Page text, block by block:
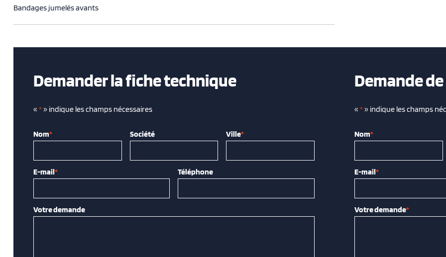
Bandages jumelés avants
Demander la fiche technique
« *» indique les champs nécessaires
Nom* Société Ville*
E-mail* Téléphone
Votre demande
Demande
« *» indique les champs
Nom*
E-mail*
Votre demande*